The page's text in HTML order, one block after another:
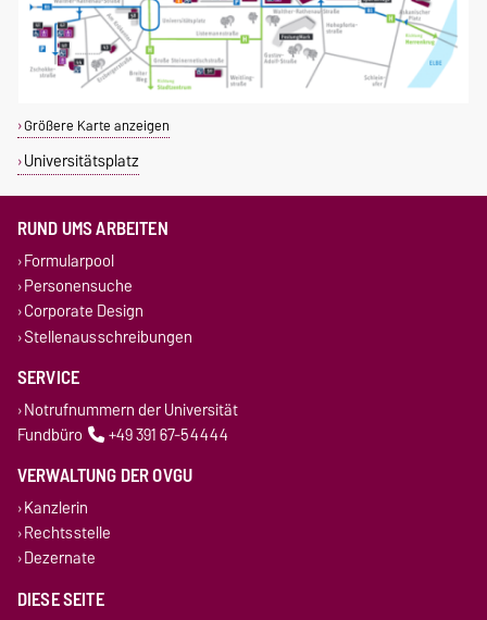
Größere Karte anzeigen
Universitätsplatz
RUND UMS ARBEITEN
Formularpool
Personensuche
Corporate Design
Stellenausschreibungen
SERVICE
Notrufnummern der Universität
Fundbüro
+49 391 67-54444
VERWALTUNG DER OVGU
Kanzlerin
Rechtsstelle
Dezernate
DIESE SEITE